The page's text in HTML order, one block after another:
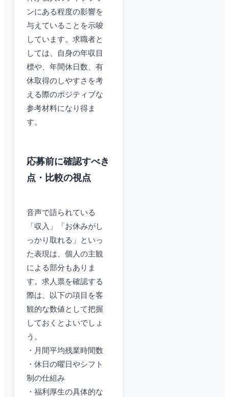
ンにある程度の影響を
与えていることを示唆
しています。求職者と
しては、自身の年収目
標や、年間休日数、有
休取得のしやすさを考
える際のポジティブな
参考材料になり得ま
す。
応募前に確認すべき
点・比較の視点
音声で語られている
「収入」「お休みがし
っかり取れる」といっ
た表現は、個人の主観
による部分もありま
す。求人票を確認する
際は、以下の項目を客
観的な数値として把握
しておくとよいでしょ
う。
・月間平均残業時間数
・休日の曜日やシフト
制の仕組み
・福利厚生の具体的な